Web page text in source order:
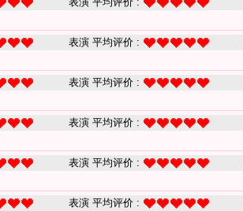
表演 平均评价 :
表演 平均评价 :
表演 平均评价 :
表演 平均评价 :
表演 平均评价 :